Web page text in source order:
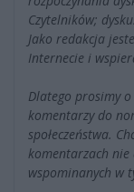
Czytelników;
Jako redakcja
Internecie i
Dlatego prosimy
komentarzy do
społeczeństwa.
komentarzach nie
wspominanych w